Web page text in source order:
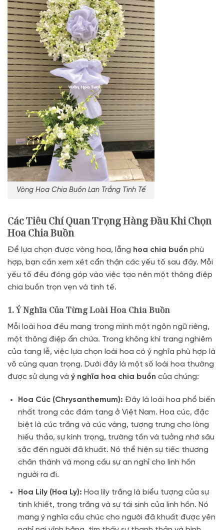
Vòng Hoa Chia Buồn Lan Trắng Tinh Tế
Các Tiêu Chí Quan Trọng Hàng Đầu Khi Chọn
Hoa Chia Buồn
Để lựa chọn được vòng hoa, lẵng hoa chia buồn phù
hợp, bạn cần xem xét cẩn thận các yếu tố sau đây. Mỗi
yếu tố đều đóng góp vào việc tạo nên một thông điệp
chia buồn trọn vẹn và tinh tế.
1. Ý Nghĩa Của Từng Loài Hoa Chia Buồn
Mỗi loài hoa đều mang trong mình một ngôn ngữ riêng,
một thông điệp ẩn chứa. Trong không khí trang nghiêm
của tang lễ, việc lựa chọn loài hoa có ý nghĩa phù hợp là
vô cùng quan trọng. Dưới đây là một số loài hoa thường
được sử dụng và ý nghĩa hoa chia buồn của chúng:
Hoa Cúc (Chrysanthemum): Đây là loài hoa phổ biến
nhất trong các đám tang ở Việt Nam. Hoa cúc, đặc
biệt là cúc trắng và cúc vàng, tượng trưng cho lòng
hiếu thảo, sự kính trọng, trường tồn và tưởng nhớ sâu
sắc đến người đã khuất. Nó thể hiện sự tiếc thương
chân thành và mong cầu sự an nghỉ cho linh hồn
người ra đi.
Hoa Lily (Hoa Ly): Hoa lily trắng là biểu tượng của sự
tinh khiết, trong trắng và sự tái sinh của linh hồn. Nó
mang ý nghĩa cầu chúc cho người đã khuất được yên